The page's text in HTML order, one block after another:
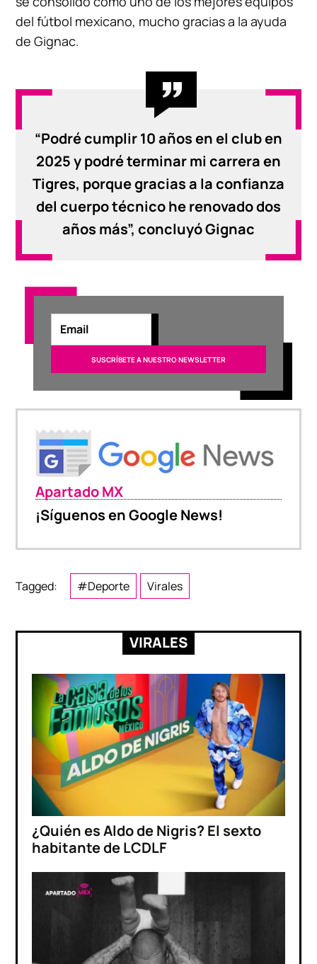
del fútbol mexicano, mucho gracias a la ayuda
de Gignac.
“Podré cumplir 10 años en el club en
2025 y podré terminar mi carrera en
Tigres, porque gracias a la confianza
del cuerpo técnico he renovado dos
años más”, concluyó Gignac
Apartado MX
¡Síguenos en Google News!
Tagged: #Deporte Virales
VIRALES
¿Quién es Aldo de Nigris? El sexto
habitante de LCDLF